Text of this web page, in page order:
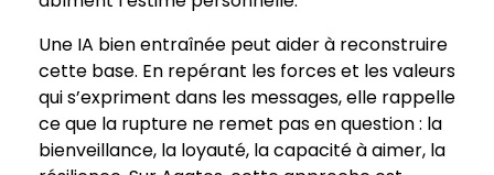
Une IA bien entraînée peut aider à reconstruire
cette base. En repérant les forces et les valeurs
qui s’expriment dans les messages, elle rappelle
ce que la rupture ne remet pas en question : la
bienveillance, la loyauté, la capacité à aimer, la